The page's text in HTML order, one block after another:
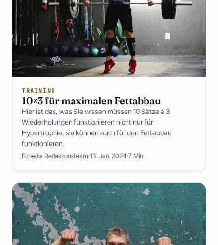
TRAINING
10×3 für maximalen Fettabbau
Hier ist das, was Sie wissen müssen 10 Sätze à 3
Wiederholungen funktionieren nicht nur für
Hypertrophie, sie können auch für den Fettabbau
funktionieren.
Fitpedia Redaktionsteam 13. Jan. 2024 7 Min.